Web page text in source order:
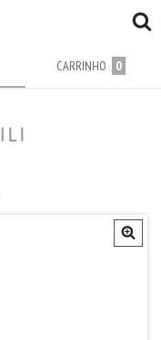
CARRINHO 0